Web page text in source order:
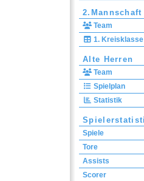
2.Mannschaft
Team
1. Kreisklasse
Alte Herren
Team
Spielplan
Statistik
Spiele
Tore
Assists
Scorer